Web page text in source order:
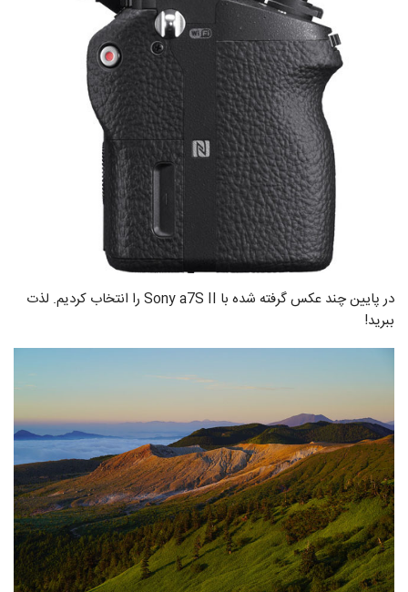
در پایین چند عکس گرفته شده با Sony a7S II را انتخاب کردیم. لذت
ببرید!